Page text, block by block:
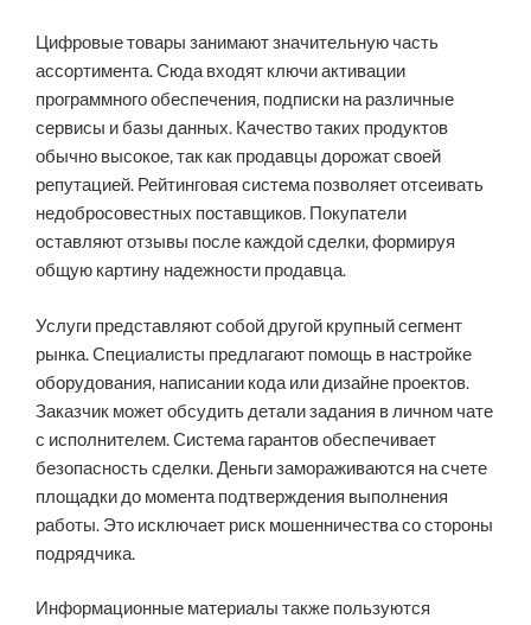
Цифровые товары занимают значительную часть
ассортимента. Сюда входят ключи активации
программного обеспечения, подписки на различные
сервисы и базы данных. Качество таких продуктов
обычно высокое, так как продавцы дорожат своей
репутацией. Рейтинговая система позволяет отсеивать
недобросовестных поставщиков. Покупатели
оставляют отзывы после каждой сделки, формируя
общую картину надежности продавца.
Услуги представляют собой другой крупный сегмент
рынка. Специалисты предлагают помощь в настройке
оборудования, написании кода или дизайне проектов.
Заказчик может обсудить детали задания в личном чате
с исполнителем. Система гарантов обеспечивает
безопасность сделки. Деньги замораживаются на счете
площадки до момента подтверждения выполнения
работы. Это исключает риск мошенничества со стороны
подрядчика.
Информационные материалы также пользуются